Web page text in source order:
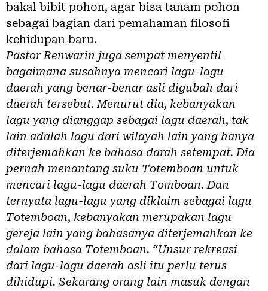
bakal bibit pohon, agar bisa tanam pohon
sebagai bagian dari pemahaman filosofi
kehidupan baru.
Pastor Renwarin juga sempat menyentil
bagaimana susahnya mencari lagu-lagu
daerah yang benar-benar asli digubah dari
daerah tersebut. Menurut dia, kebanyakan
lagu yang dianggap sebagai lagu daerah, tak
lain adalah lagu dari wilayah lain yang hanya
diterjemahkan ke bahasa darah setempat. Dia
pernah menantang suku Totemboan untuk
mencari lagu-lagu daerah Tomboan. Dan
ternyata lagu-lagu yang diklaim sebagai lagu
Totemboan, kebanyakan merupakan lagu
gereja lain yang bahasanya diterjemahkan ke
dalam bahasa Totemboan. “Unsur rekreasi
dari lagu-lagu daerah asli itu perlu terus
dihidupi. Sekarang orang lain masuk dengan